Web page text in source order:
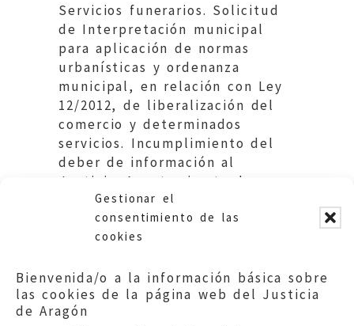
Gestionar el
consentimiento de las
cookies
Bienvenida/o a la información básica sobre
las cookies de la página web del Justicia
de Aragón
Servicios funerarios. Solicitud
de Interpretación municipal
para aplicación de normas
urbanísticas y ordenanza
municipal, en relación con Ley
12/2012, de liberalización del
comercio y determinados
servicios. Incumplimiento del
deber de información al
Justicia. Ayuntamiemto de
Alcañiz.